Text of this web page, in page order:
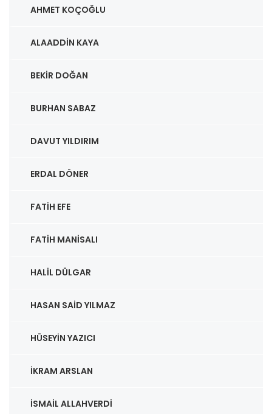
AHMET KOÇOĞLU
ALAADDIN KAYA
BEKIR DOĞAN
BURHAN SABAZ
DAVUT YILDIRIM
ERDAL DÖNER
FATIH EFE
FATIH MANISALI
HALIL DÜLGAR
HASAN SAID YILMAZ
HÜSEYIN YAZICI
İKRAM ARSLAN
İSMAIL ALLAHVERDI